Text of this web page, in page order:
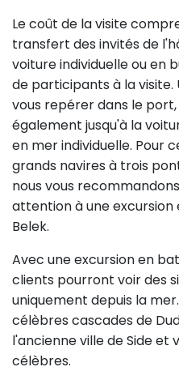
Le coût de la visite
transfert des invités de
voiture individuelle ou en
de participants à la visite.
vous repérer dans le
également jusqu'à la
en mer individuelle. Pour
grands navires à trois
nous vous
attention à une
Belek.
Avec une excursion en
clients pourront voir des
uniquement depuis la
célèbres cascades de
l'ancienne ville de Side et
célèbres.